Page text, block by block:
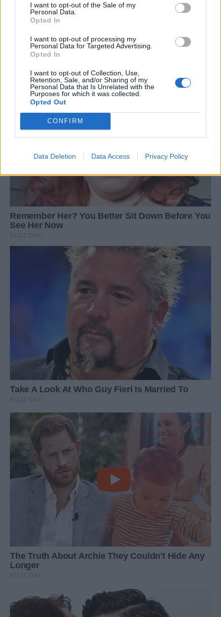
I want to opt-out of the Sale of my
Personal Data.
Opted In
I want to opt-out of processing my
Personal Data for Targeted Advertising.
Opted In
I want to opt-out of Collection, Use,
Retention, Sale, and/or Sharing of my
Personal Data that Is Unrelated with the
Purposes for which it was collected.
Opted Out
CONFIRM
Data Deletion Data Access Privacy Policy